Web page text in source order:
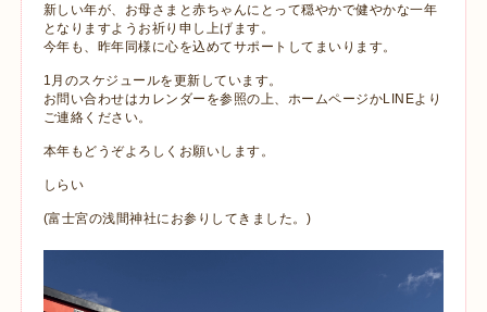
新しい年が、お母さまと赤ちゃんにとって穏やかで健やかな一年
となりますようお祈り申し上げます。
今年も、昨年同様に心を込めてサポートしてまいります。
1月のスケジュールを更新しています。
お問い合わせはカレンダーを参照の上、ホームページかLINEより
ご連絡ください。
本年もどうぞよろしくお願いします。
しらい
(富士宮の浅間神社にお参りしてきました。)